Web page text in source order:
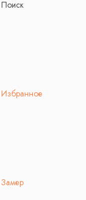
Поиск
Избранное
Замер